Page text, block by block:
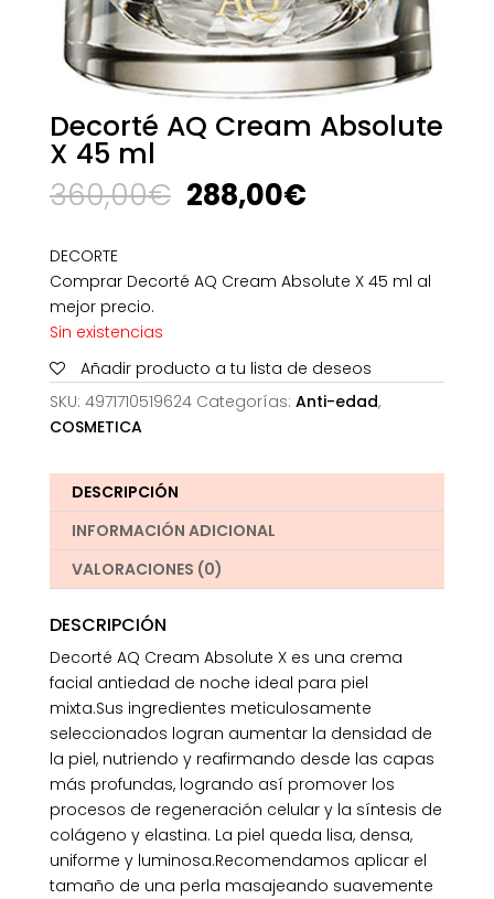
Decorté AQ Cream Absolute
X 45 ml
360,00€ El
precio
era:
360,00€.
288,00€El
es:
288,00€.
DECORTE
Comprar Decorté AQ Cream Absolute X 45 ml al
mejor precio.
Sin existencias
Añadir producto a tu lista de deseos
SKU: 4971710519624 Categorías: Anti-edad,
COSMETICA
DESCRIPCIÓN
INFORMACIÓN ADICIONAL
VALORACIONES (0)
DESCRIPCIÓN
Decorté AQ Cream Absolute X es una crema
facial antiedad de noche ideal para piel
mixta.Sus ingredientes meticulosamente
seleccionados logran aumentar la densidad de
la piel, nutriendo y reafirmando desde las capas
más profundas, logrando así promover los
procesos de regeneración celular y la síntesis de
colágeno y elastina. La piel queda lisa, densa,
uniforme y luminosa.Recomendamos aplicar el
tamaño de una perla masajeando suavemente